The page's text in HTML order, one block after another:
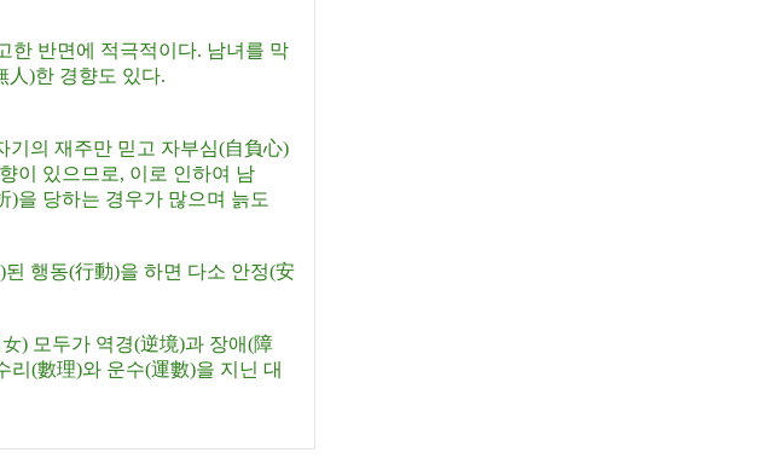
한 반면에 적극적이다. 남녀를 막
人)한 경향도 있다.
기의 재주만 믿고 자부심(自負心)
이 있으므로, 이로 인하여 남
)을 당하는 경우가 많으며 늙도
행동(行動)을 하면 다소 안정(安
) 모두가 역경(逆境)과 장애(障
리(數理)와 운수(運數)을 지닌 대